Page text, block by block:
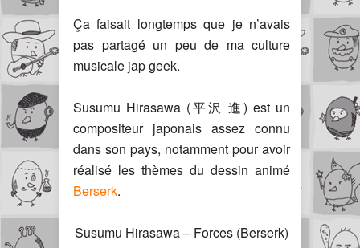
Ça faisait longtemps que je n’avais
pas partagé un peu de ma culture
musicale jap geek.
Susumu Hirasawa (平沢 進) est un
compositeur japonais assez connu
dans son pays, notamment pour avoir
réalisé les thèmes du dessin animé
Berserk.
Susumu Hirasawa – Forces (Berserk)